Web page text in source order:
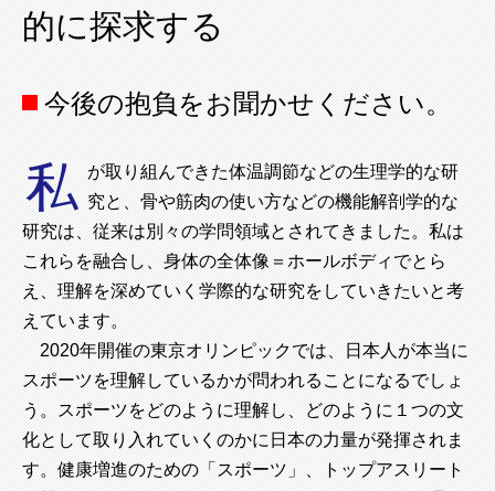
的に探求する
今後の抱負をお聞かせください。
私 が取り組んできた体温調節などの生理学的な研
究と、骨や筋肉の使い方などの機能解剖学的な
研究は、従来は別々の学問領域とされてきました。私は
これらを融合し、身体の全体像＝ホールボディでとら
え、理解を深めていく学際的な研究をしていきたいと考
えています。
2020年開催の東京オリンピックでは、日本人が本当に
スポーツを理解しているかが問われることになるでしょ
う。スポーツをどのように理解し、どのように１つの文
化として取り入れていくのかに日本の力量が発揮されま
す。健康増進のための「スポーツ」、トップアスリート